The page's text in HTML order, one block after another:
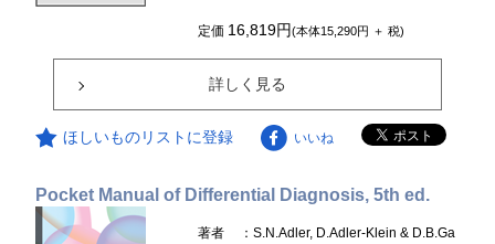
定価 16,819円(本体15,290円 ＋ 税)
詳しく見る
ほしいものリストに登録 いいね
Pocket Manual of Differential Diagnosis, 5th ed.
著者
：S.N.Adler, D.Adler-Klein & D.B.Ga